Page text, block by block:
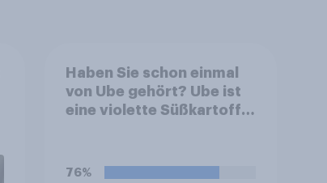
Haben Sie schon einmal
von Ube gehört? Ube ist
eine violette Süßkartoffel
Aromatisieren von
76%